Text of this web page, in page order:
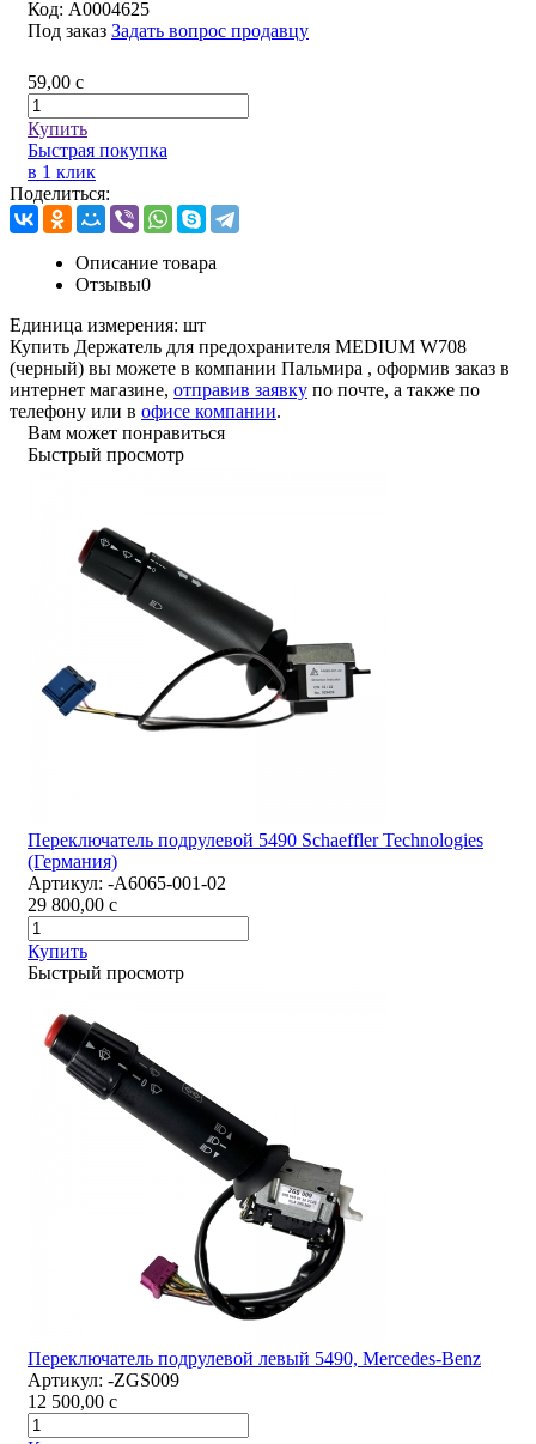
Код: A0004625
Под заказ Задать вопрос продавцу
59,00 c
Купить
Быстрая покупка
в 1 клик
Поделиться:
Описание товара
Отзывы0
Единица измерения: шт
Купить Держатель для предохранителя MEDIUM W708
(черный) вы можете в компании Пальмира , оформив заказ в
интернет магазине, отправив заявку по почте, а также по
телефону или в офисе компании.
Вам может понравиться
Быстрый просмотр
Переключатель подрулевой 5490 Schaeffler Technologies
(Германия)
Артикул: -A6065-001-02
29 800,00 c
Купить
Быстрый просмотр
Переключатель подрулевой левый 5490, Mercedes-Benz
Артикул: -ZGS009
12 500,00 c